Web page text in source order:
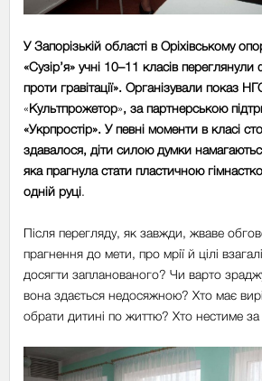
У Запорізькій області в Оріхівському
«Сузір’я» учні 10–11 класів переглянули
проти гравітації». Організували показ
«Культпрожетор», за партнерською
«Укрпростір». У певні моменти в класі
здавалося, діти силою думки
яка прагнула стати пластичною
одній руці.
Після перегляду, як завжди, жваве
прагнення до мети, про мрії й цілі
досягти запланованого? Чи варто
вона здається недосяжною? Хто має
обрати дитині по життю? Хто нестиме за